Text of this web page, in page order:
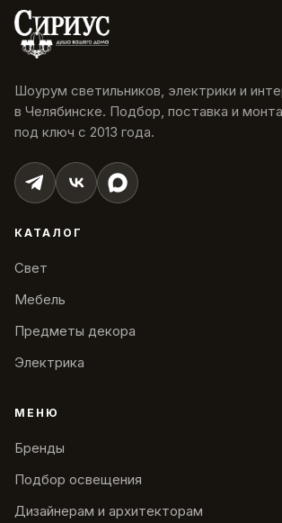
Шоурум светильников, электрики и
в Челябинске. Подбор, поставка и
под ключ с 2013 года.
КАТАЛОГ
Свет
Мебель
Предметы декора
Электрика
МЕНЮ
Бренды
Подбор освещения
Дизайнерам и архитекторам